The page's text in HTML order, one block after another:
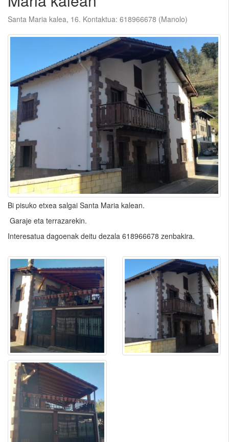
Santa Maria kalea, 16. Kontaktua: 618966678 (Manolo)
Bi pisuko etxea salgai Santa Maria kalean.
Garaje eta terrazarekin.
Interesatua dagoenak deitu dezala 618966678 zenbakira.